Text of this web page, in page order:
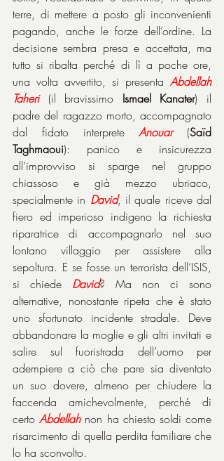
terre, di mettere a posto gli inconvenienti
pagando, anche le forze dell’ordine. La
decisione sembra presa e accettata, ma
tutto si ribalta perché di lì a poche ore,
una volta avvertito, si presenta Abdellah
Taheri (il bravissimo Ismael Kanater) il
padre del ragazzo morto, accompagnato
dal fidato interprete Anouar (Saïd
Taghmaoui): panico e insicurezza
all’improvviso si sparge nel gruppo
chiassoso e già mezzo ubriaco,
specialmente in David, il quale riceve dal
fiero ed imperioso indigeno la richiesta
riparatrice di accompagnarlo nel suo
lontano villaggio per assistere alla
sepoltura. E se fosse un terrorista dell’ISIS,
si chiede David? Ma non ci sono
alternative, nonostante ripeta che è stato
uno sfortunato incidente stradale. Deve
abbandonare la moglie e gli altri invitati e
salire sul fuoristrada dell’uomo per
adempiere a ciò che pare sia diventato
un suo dovere, almeno per chiudere la
faccenda amichevolmente, perché di
certo Abdellah non ha chiesto soldi come
risarcimento di quella perdita familiare che
lo ha sconvolto.